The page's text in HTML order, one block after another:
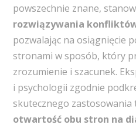
powszechnie znane,
rozwiązywania
pozwalając na osiągnięcie
stronami w sposób, który
zrozumienie i szacunek.
i psychologii zgodnie
skutecznego
otwartość obu stron na